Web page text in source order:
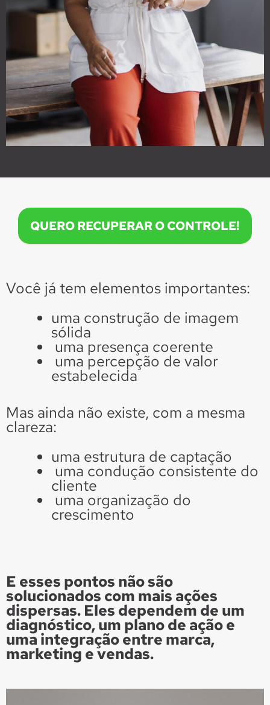
QUERO RECUPERAR O CONTROLE!
Você já tem elementos importantes:
uma construção de imagem
sólida
uma presença coerente
uma percepção de valor
estabelecida
Mas ainda não existe, com a mesma
clareza:
uma estrutura de captação
uma condução consistente do
cliente
uma organização do
crescimento
E esses pontos não são
solucionados com mais ações
dispersas. Eles dependem de um
diagnóstico, um plano de ação e
uma integração entre marca,
marketing e vendas.